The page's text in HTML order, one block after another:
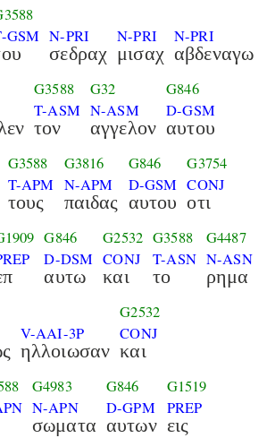
GSM N-PRI
σεδραχ
N-PRI
μισαχ
N-PRI
αβδεναγω
G3588
T-ASM
τον
G32
N-ASM
αγγελον
G846
D-GSM
αυτου
G3588
T-APM
τους
G3816
N-APM
παιδας
G846
D-GSM
αυτου
G3754
CONJ
οτι
G846
D-DSM
αυτω
G2532
CONJ
και
G3588
T-ASN
το
G4487
N-ASN
ρημα
V-AAI-3P
ηλλοιωσαν
G2532
CONJ
και
G4983
N-APN
σωματα
G846
D-GPM
αυτων
G1519
PREP
εις